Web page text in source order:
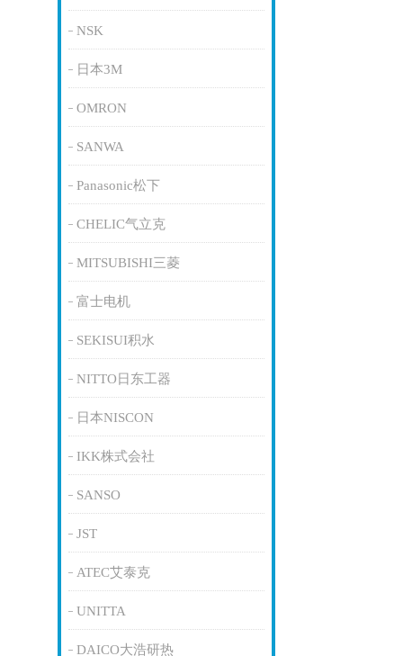
NSK
日本3M
OMRON
SANWA
Panasonic松下
CHELIC气立克
MITSUBISHI三菱
富士电机
SEKISUI积水
NITTO日东工器
日本NISCON
IKK株式会社
SANSO
JST
ATEC艾泰克
UNITTA
DAICO大浩研热